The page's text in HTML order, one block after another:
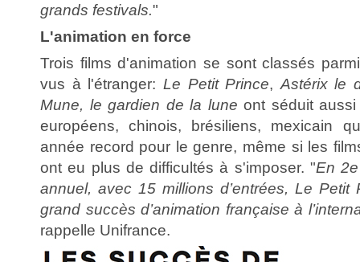
grands festivals."
L'animation en force
Trois films d'animation se sont classés
vus à l'étranger: Le Petit Prince, Astérix le
Mune, le gardien de la lune ont séduit
européens, chinois, brésiliens, mexicain
année record pour le genre, même si les
ont eu plus de difficultés à s'imposer. "En
annuel, avec 15 millions d’entrées, Le Petit
grand succès d’animation française à
rappelle Unifrance.